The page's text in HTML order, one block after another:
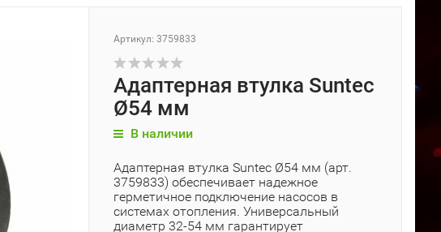
Артикул: 3759833
Адаптерная втулка Suntec
Ø54 мм
В наличии
Адаптерная втулка Suntec Ø54 мм (арт.
3759833) обеспечивает надежное
герметичное подключение насосов в
системах отопления. Универсальный
диаметр 32-54 мм гарантирует